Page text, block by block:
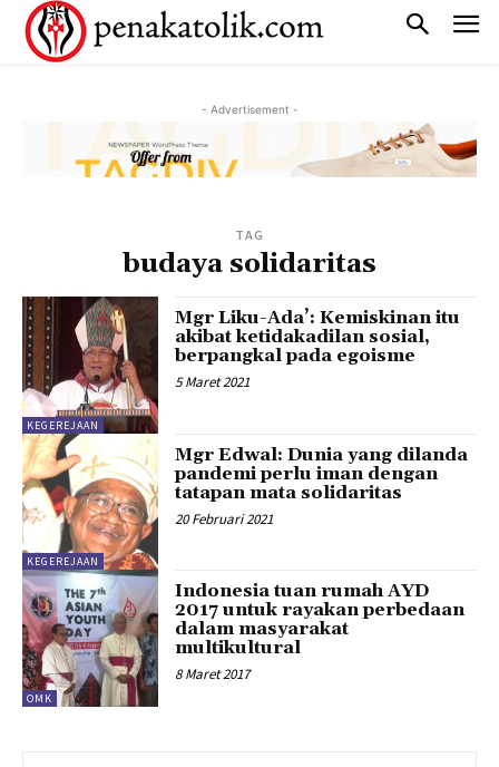
- Advertisement -
TAG
budaya solidaritas
KEGEREJAAN
Mgr Liku-Ada’: Kemiskinan itu
akibat ketidakadilan sosial,
berpangkal pada egoisme
5 Maret 2021
KEGEREJAAN
Mgr Edwal: Dunia yang dilanda
pandemi perlu iman dengan
tatapan mata solidaritas
20 Februari 2021
OMK
Indonesia tuan rumah AYD
2017 untuk rayakan perbedaan
dalam masyarakat
multikultural
8 Maret 2017